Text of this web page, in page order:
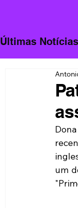
Últimas Notícias
um